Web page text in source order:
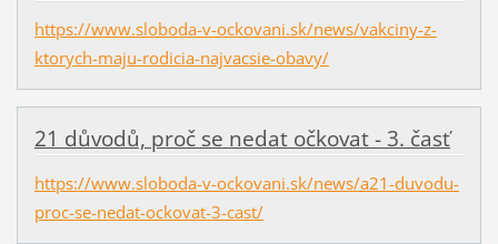
https://www.sloboda-v-ockovani.sk/news/vakciny-z-
ktorych-maju-rodicia-najvacsie-obavy/
21 důvodů, proč se nedat očkovat - 3. časť
https://www.sloboda-v-ockovani.sk/news/a21-duvodu-
proc-se-nedat-ockovat-3-cast/